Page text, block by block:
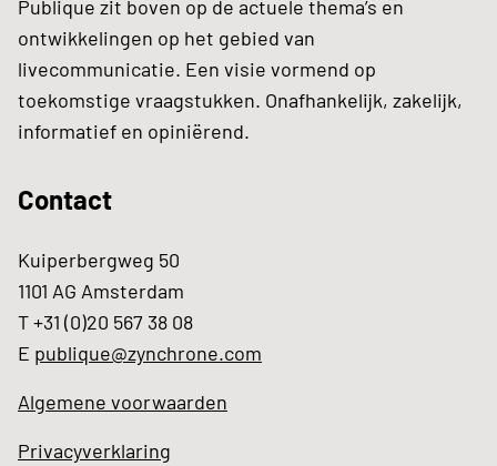
Publique zit boven op de actuele thema’s en
ontwikkelingen op het gebied van
livecommunicatie. Een visie vormend op
toekomstige vraagstukken. Onafhankelijk, zakelijk,
informatief en opiniërend.
Contact
Kuiperbergweg 50
1101 AG Amsterdam
T +31 (0)20 567 38 08
E publique@zynchrone.com
Algemene voorwaarden
Privacyverklaring